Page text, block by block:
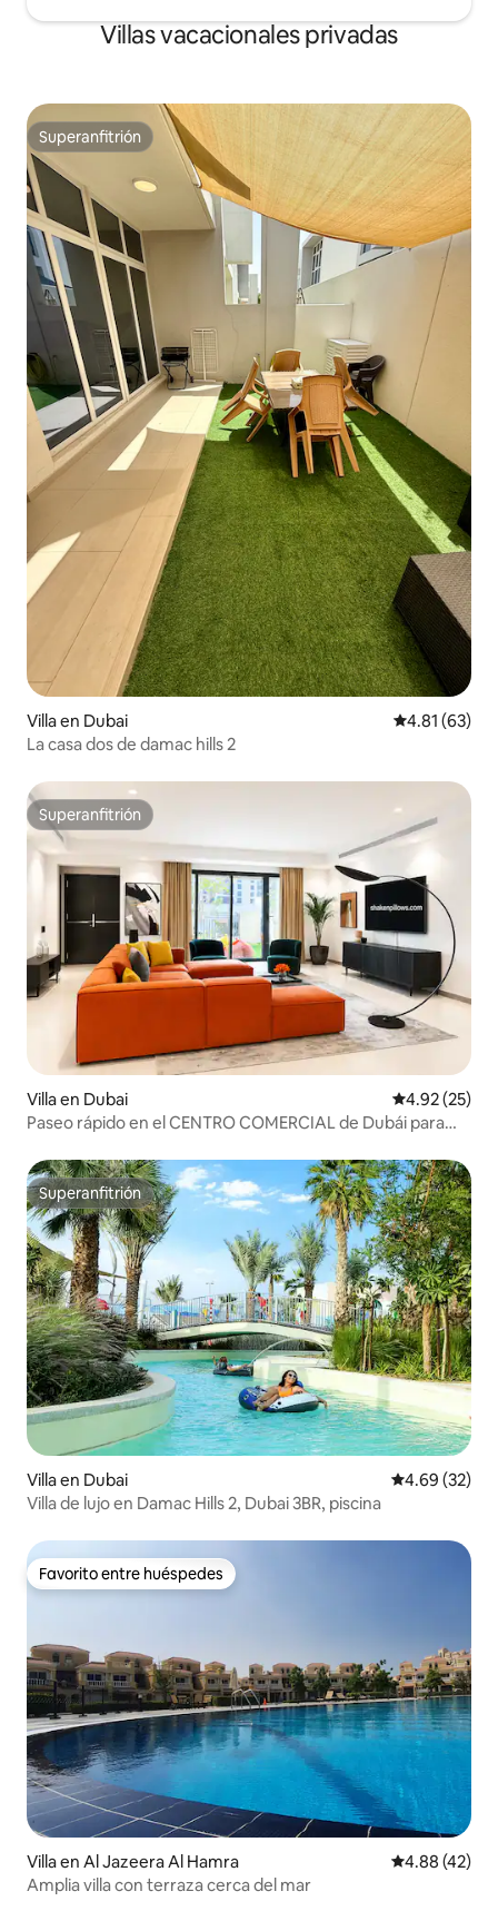
Villas vacacionales privadas
Superanfitrión
Superanfitrión
Villa en Dubai Calificación
4.81 (63)
La casa dos de damac hills 2
Superanfitrión
Superanfitrión
Villa en Dubai Calificación
4.92 (25)
Paseo rápido en el CENTRO COMERCIAL de Dubái para
Superanfitrión
Superanfitrión
Villa en Dubai Calificación
4.69 (32)
Villa de lujo en Damac Hills 2, Dubai 3BR, piscina
Favorito entre huéspedes
Favorito entre huéspedes
Villa en Al Jazeera Al Hamra Calificación
4.88 (42)
Amplia villa con terraza cerca del mar